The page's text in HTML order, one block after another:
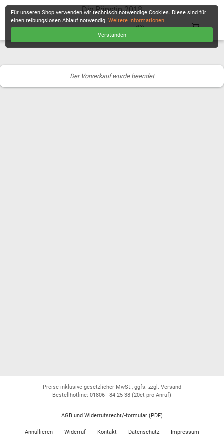
Die Päpstin 2018
Der Vorverkauf wurde beendet
Für unseren Shop verwenden wir technisch notwendige Cookies. Diese sind für
einen reibungslosen Ablauf notwendig.Weitere Informationen.
Verstanden
Preise inklusive gesetzlicher MwSt., ggfs. zzgl. Versand
Bestellhotline: 01806 - 84 25 38 (20ct pro Anruf)
AGB und Widerrufsrecht/-formular (PDF)
Annullieren Widerruf Kontakt Datenschutz Impressum